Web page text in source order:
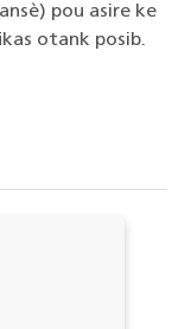
pou asire ke
otank posib.